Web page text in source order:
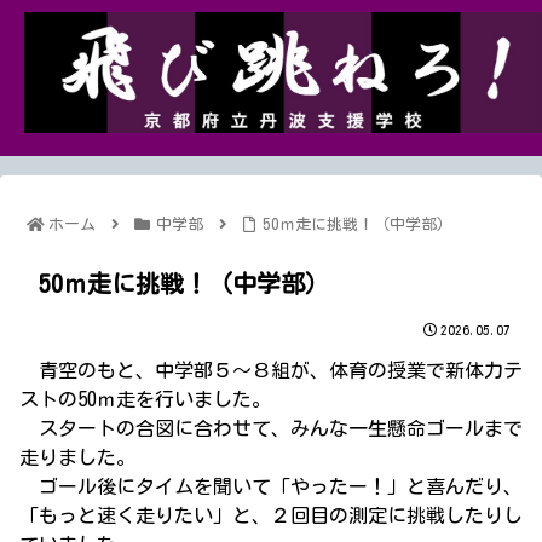
ホーム 中学部 50ｍ走に挑戦！（中学部）
50ｍ走に挑戦！（中学部）
2026.05.07
青空のもと、中学部５～８組が、体育の授業で新体力テ
ストの50ｍ走を行いました。
スタートの合図に合わせて、みんな一生懸命ゴールまで
走りました。
ゴール後にタイムを聞いて「やったー！」と喜んだり、
「もっと速く走りたい」と、２回目の測定に挑戦したりし